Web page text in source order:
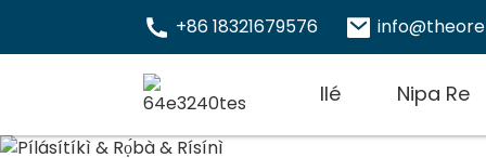
+86 18321679576
Ilé Nipa Re